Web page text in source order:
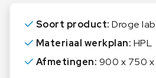
Soort product: Droge
Materiaal werkplan: HPL
Afmetingen: 900 x 750 x